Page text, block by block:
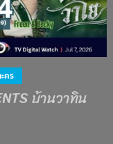
คร
บ้านวาทิน